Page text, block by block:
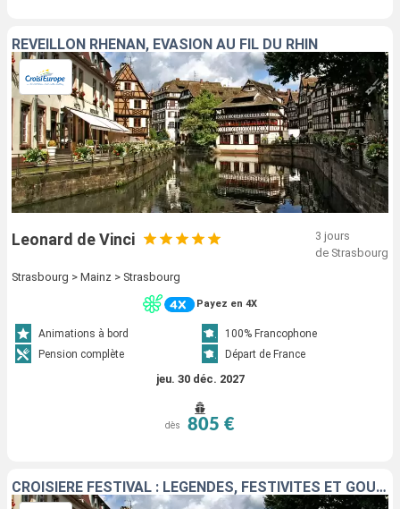
RÉVEILLON RHÉNAN, ÉVASION AU FIL DU RHIN
Leonard de Vinci
3 jours
de Strasbourg
Strasbourg > Mainz > Strasbourg
Payez en 4X
Animations à bord
100% Francophone
Pension complète
Départ de France
jeu. 30 déc. 2027
dès 805 €
CROISIÈRE FESTIVAL : LÉGENDES, FESTIVITÉS ET GOURMANDISES SUR LE RHIN ROMANTIQUE